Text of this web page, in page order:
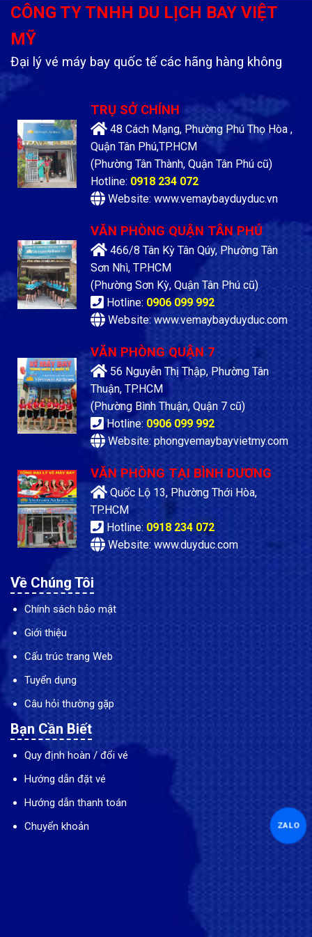
CÔNG TY TNHH DU LỊCH BAY VIỆT
MỸ
Đại lý vé máy bay quốc tế các hãng hàng không
TRỤ SỞ CHÍNH
48 Cách Mạng, Phường Phú Thọ Hòa ,
Quận Tân Phú,TP.HCM
(Phường Tân Thành, Quận Tân Phú cũ)
Hotline: 0918 234 072
Website: www.vemaybayduyduc.vn
VĂN PHÒNG QUẬN TÂN PHÚ
466/8 Tân Kỳ Tân Qúy, Phường Tân
Sơn Nhì, TP.HCM
(Phường Sơn Kỳ, Quận Tân Phú cũ)
Hotline: 0906 099 992
Website: www.vemaybayduyduc.com
VĂN PHÒNG QUẬN 7
56 Nguyễn Thị Thập, Phường Tân
Thuận, TP.HCM
(Phường Bình Thuận, Quận 7 cũ)
Hotline: 0906 099 992
Website: phongvemaybayvietmy.com
VĂN PHÒNG TẠI BÌNH DƯƠNG
Quốc Lộ 13, Phường Thới Hòa,
TP.HCM
Hotline: 0918 234 072
Website: www.duyduc.com
Về Chúng Tôi
Chính sách bảo mật
Giới thiệu
Cấu trúc trang Web
Tuyển dụng
Câu hỏi thường gặp
Bạn Cần Biết
Quy định hoàn / đổi vé
Hướng dẫn đặt vé
Hướng dẫn thanh toán
Chuyển khoản
ZALO